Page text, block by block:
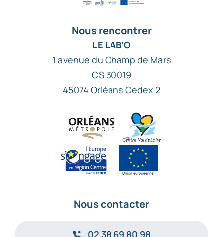
Nous rencontrer
LE LAB’O
1 avenue du Champ de Mars
CS 30019
45074 Orléans Cedex 2
Nous contacter
02 38 69 80 98